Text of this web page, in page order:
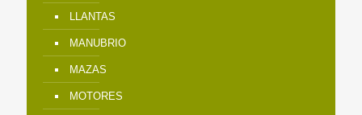
LLANTAS
MANUBRIO
MAZAS
MOTORES